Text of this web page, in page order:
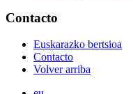
Contacto
Euskarazko bertsioa
Contacto
Volver arriba